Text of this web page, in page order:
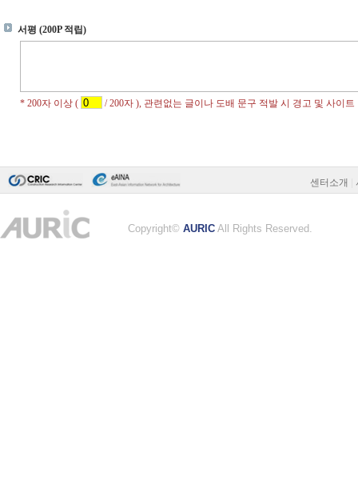
센터소개
Copyright© AURIC All Rights Reserved.